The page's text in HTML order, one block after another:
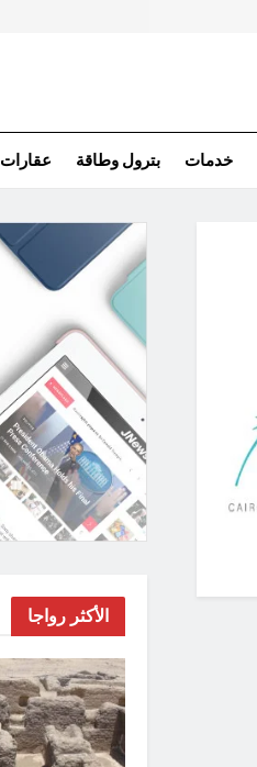
خدمات بترول وطاقة عقارات
الأكثر رواجا